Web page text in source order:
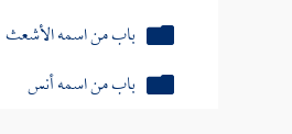
باب من اسمه الأشعث
باب من اسمه أنس